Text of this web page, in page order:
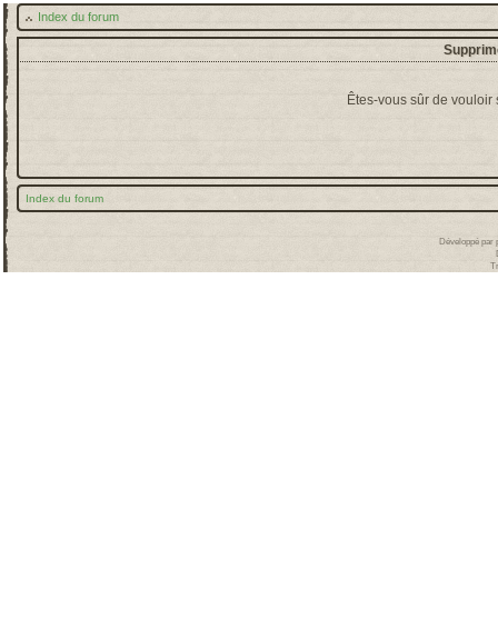
Index du forum
Êtes-vous sûr de
Index du forum
Développé par